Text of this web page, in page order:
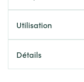
Utilisation
Détails